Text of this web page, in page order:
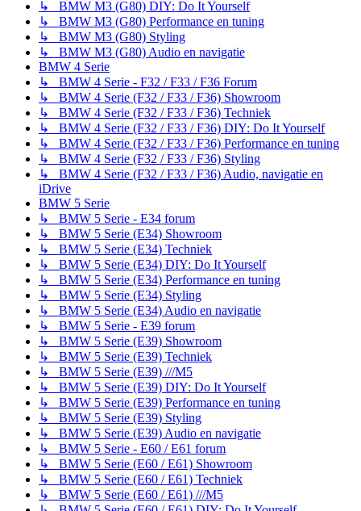
↳ BMW M3 (G80) DIY: Do It Yourself
↳ BMW M3 (G80) Performance en tuning
↳ BMW M3 (G80) Styling
↳ BMW M3 (G80) Audio en navigatie
BMW 4 Serie
↳ BMW 4 Serie - F32 / F33 / F36 Forum
↳ BMW 4 Serie (F32 / F33 / F36) Showroom
↳ BMW 4 Serie (F32 / F33 / F36) Techniek
↳ BMW 4 Serie (F32 / F33 / F36) DIY: Do It Yourself
↳ BMW 4 Serie (F32 / F33 / F36) Performance en tuning
↳ BMW 4 Serie (F32 / F33 / F36) Styling
↳ BMW 4 Serie (F32 / F33 / F36) Audio, navigatie en
iDrive
BMW 5 Serie
↳ BMW 5 Serie - E34 forum
↳ BMW 5 Serie (E34) Showroom
↳ BMW 5 Serie (E34) Techniek
↳ BMW 5 Serie (E34) DIY: Do It Yourself
↳ BMW 5 Serie (E34) Performance en tuning
↳ BMW 5 Serie (E34) Styling
↳ BMW 5 Serie (E34) Audio en navigatie
↳ BMW 5 Serie - E39 forum
↳ BMW 5 Serie (E39) Showroom
↳ BMW 5 Serie (E39) Techniek
↳ BMW 5 Serie (E39) ///M5
↳ BMW 5 Serie (E39) DIY: Do It Yourself
↳ BMW 5 Serie (E39) Performance en tuning
↳ BMW 5 Serie (E39) Styling
↳ BMW 5 Serie (E39) Audio en navigatie
↳ BMW 5 Serie - E60 / E61 forum
↳ BMW 5 Serie (E60 / E61) Showroom
↳ BMW 5 Serie (E60 / E61) Techniek
↳ BMW 5 Serie (E60 / E61) ///M5